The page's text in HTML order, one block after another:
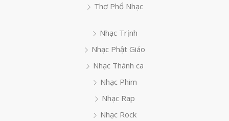
Thơ Phổ Nhạc
Nhạc Trịnh
Nhạc Phật Giáo
Nhạc Thánh ca
Nhạc Phim
Nhạc Rap
Nhạc Rock